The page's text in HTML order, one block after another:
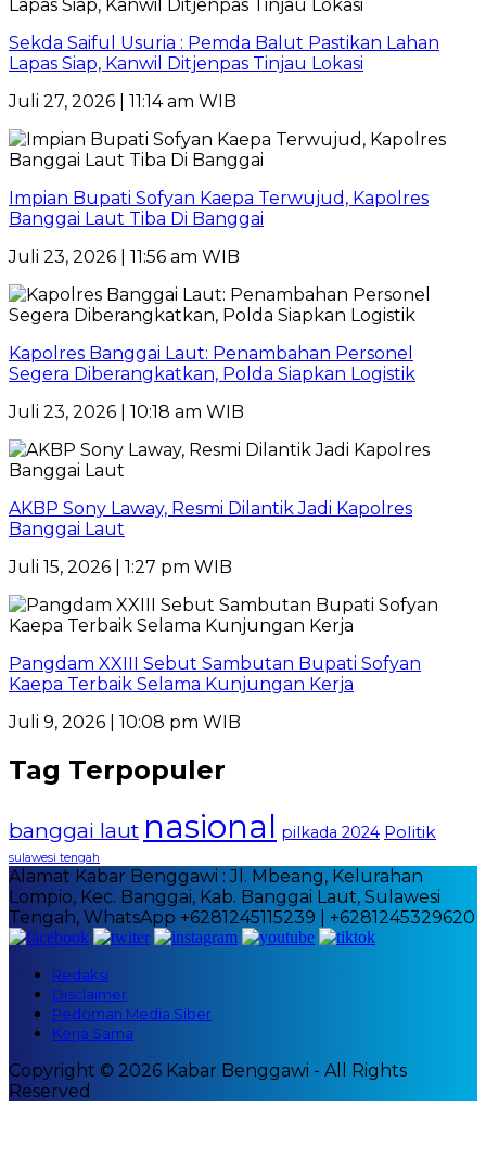
Sekda Saiful Usuria : Pemda Balut Pastikan Lahan
Lapas Siap, Kanwil Ditjenpas Tinjau Lokasi
Juli 27, 2026 | 11:14 am WIB
Impian Bupati Sofyan Kaepa Terwujud, Kapolres
Banggai Laut Tiba Di Banggai
Juli 23, 2026 | 11:56 am WIB
Kapolres Banggai Laut: Penambahan Personel
Segera Diberangkatkan, Polda Siapkan Logistik
Juli 23, 2026 | 10:18 am WIB
AKBP Sony Laway, Resmi Dilantik Jadi Kapolres
Banggai Laut
Juli 15, 2026 | 1:27 pm WIB
Pangdam XXIII Sebut Sambutan Bupati Sofyan
Kaepa Terbaik Selama Kunjungan Kerja
Juli 9, 2026 | 10:08 pm WIB
Tag Terpopuler
banggai laut nasional pilkada 2024 Politik
sulawesi tengah
Alamat Kabar Benggawi : Jl. Mbeang, Kelurahan
Lompio, Kec. Banggai, Kab. Banggai Laut, Sulawesi
Tengah, WhatsApp +6281245115239 | +6281245329620
Redaksi
Disclaimer
Pedoman Media Siber
Kerja Sama
Copyright © 2026 Kabar Benggawi - All Rights
Reserved